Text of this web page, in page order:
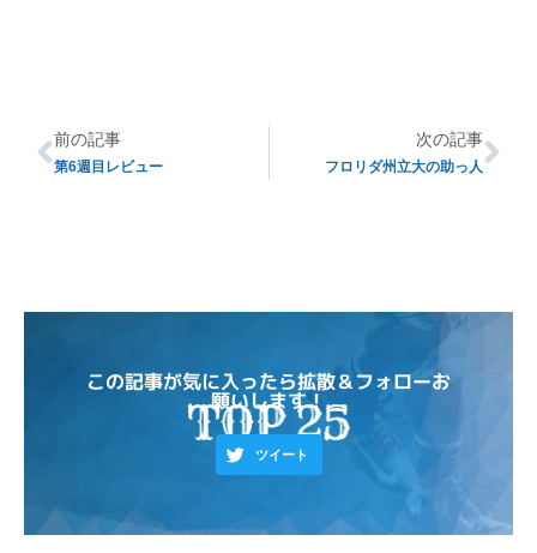
前の記事
第6週目レビュー
次の記事
フロリダ州立大の助っ人
この記事が気に入ったら拡散＆フォローお
願いします！
ツイート